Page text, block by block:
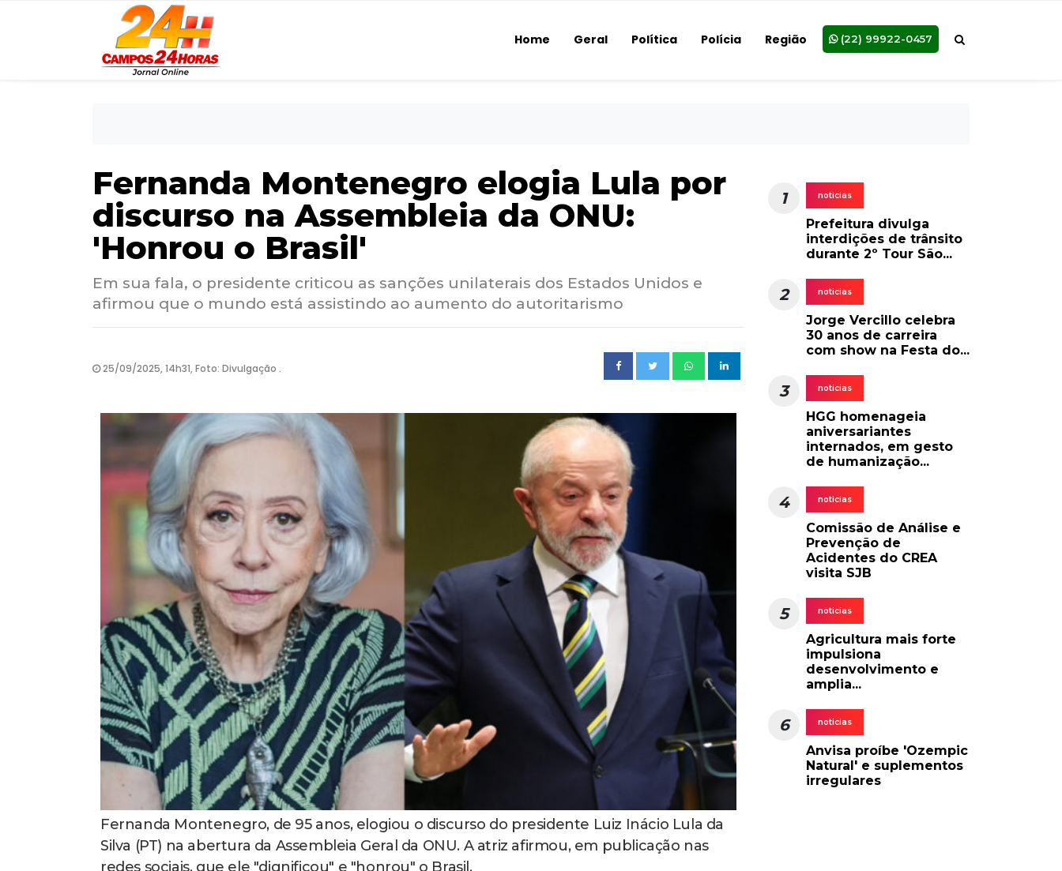
Home Geral Política Polícia Região (22) 99922-0457
Fernanda Montenegro elogia Lula por
discurso na Assembleia da ONU:
'Honrou o Brasil'
Em sua fala, o presidente criticou as sanções unilaterais dos Estados Unidos e
afirmou que o mundo está assistindo ao aumento do autoritarismo
25/09/2025, 14h31, Foto: Divulgação .
Fernanda Montenegro, de 95 anos, elogiou o discurso do presidente Luiz Inácio Lula da
Silva (PT) na abertura da Assembleia Geral da ONU. A atriz afirmou, em publicação nas
redes sociais, que ele "dignificou" e "honrou" o Brasil.
1 noticias
Prefeitura divulga
interdições de trânsito
durante 2º Tour São...
2 noticias
Jorge Vercillo celebra
30 anos de carreira
com show na Festa do...
3 noticias
HGG homenageia
aniversariantes
internados, em gesto
de humanização...
4 noticias
Comissão de Análise e
Prevenção de
Acidentes do CREA
visita SJB
5 noticias
Agricultura mais forte
impulsiona
desenvolvimento e
amplia...
6 noticias
Anvisa proíbe 'Ozempic
Natural' e suplementos
irregulares